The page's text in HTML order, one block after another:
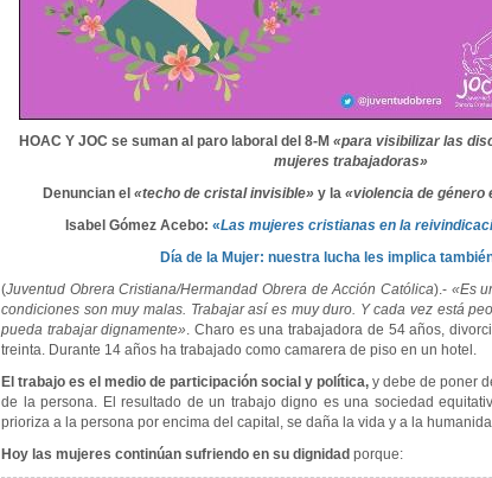
HOAC Y JOC se suman al paro laboral del 8-M «para visibilizar las
mujeres trabajadoras»
Denuncian el «techo de cristal invisible» y la «violencia de
Isabel Gómez Acebo: «Las mujeres cristianas en la
Día de la Mujer: nuestra lucha les implica
(Juventud Obrera Cristiana/Hermandad Obrera de Acción Católica).- «Es
condiciones son muy malas. Trabajar así es muy duro. Y cada vez está
pueda trabajar dignamente». Charo es una trabajadora de 54 años,
treinta. Durante 14 años ha trabajado como camarera de piso en un hotel.
El trabajo es el medio de participación social y política, y debe de poner
de la persona. El resultado de un trabajo digno es una sociedad
prioriza a la persona por encima del capital, se daña la vida y a la
Hoy las mujeres continúan sufriendo en su dignidad porque: